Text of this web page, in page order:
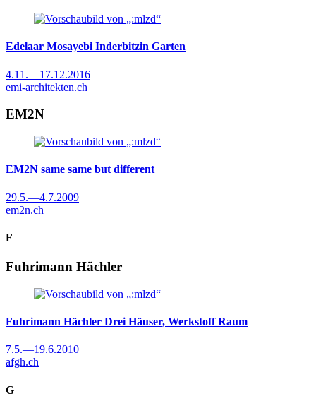
Edelaar Mosayebi Inderbitzin Garten
4.11.—17.12.2016
emi-architekten.ch
EM2N
EM2N same same but different
29.5.—4.7.2009
em2n.ch
F
Fuhrimann Hächler
Fuhrimann Hächler Drei Häuser, Werkstoff Raum
7.5.—19.6.2010
afgh.ch
G